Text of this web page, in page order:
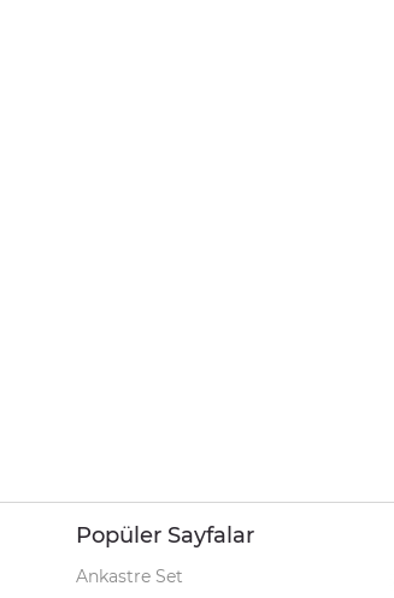
Popüler Sayfalar
Ankastre Set